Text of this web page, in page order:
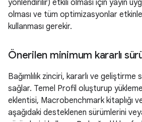
yönlendirilir) etkili olması için yayın
olması ve tüm optimizasyonlar
kullanması gerekir.
Önerilen minimum kararlı
Bağımlılık zinciri, kararlı ve geliştirme
sağlar. Temel Profil oluşturup
eklentisi, Macrobenchmark kitaplığı
aşağıdaki desteklenen sürümlerini